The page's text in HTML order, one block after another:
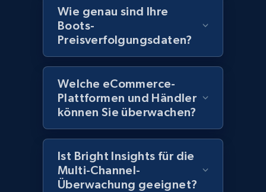
2.1K+ 352+ Jetzt anfangen
Home Depot US - Discover products by
specified UPC
URL, Domain, Country code, Model number,
Sku, Product id, Product name, Manufacturer,
and more.
2.1K+ 352+ Jetzt anfangen
Wie genau sind Ihre
Boots-
Preisverfolgungsdaten?
Welche eCommerce-
Plattformen und Händler
können Sie überwachen?
Ist Bright Insights für die
Multi-Channel-
Überwachung geeignet?